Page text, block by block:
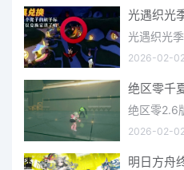
光遇织光
2026-02-02
绝区零千
2026-02-02
明日方舟